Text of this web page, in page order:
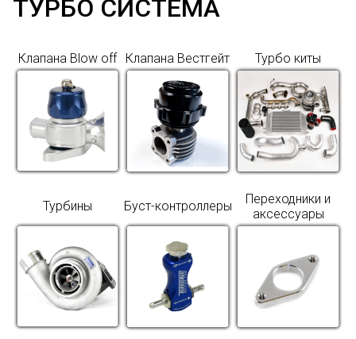
ТУРБО СИСТЕМА
Клапана Blow off Клапана Вестгейт Турбо киты
Турбины Буст-контроллеры
Переходники и
аксессуары